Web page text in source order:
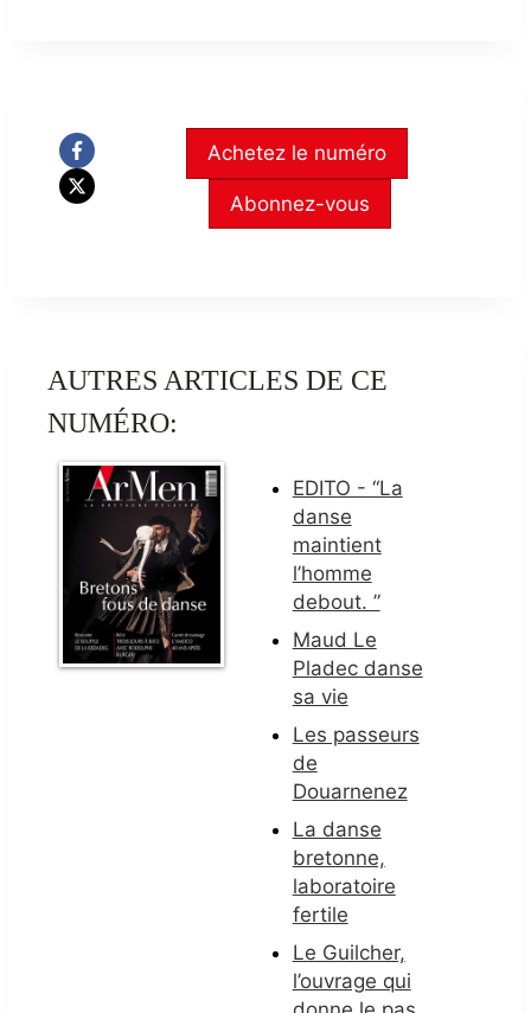
Achetez le numéro
Abonnez-vous
AUTRES ARTICLES DE CE
NUMÉRO:
EDITO - “La
danse
maintient
l’homme
debout. ”
Maud Le
Pladec danse
sa vie
Les passeurs
de
Douarnenez
La danse
bretonne,
laboratoire
fertile
Le Guilcher,
l’ouvrage qui